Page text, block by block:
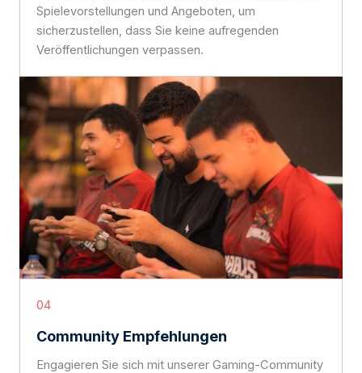
Spielevorstellungen und Angeboten, um
sicherzustellen, dass Sie keine aufregenden
Veröffentlichungen verpassen.
04
Community Empfehlungen
Engagieren Sie sich mit unserer Gaming-Community